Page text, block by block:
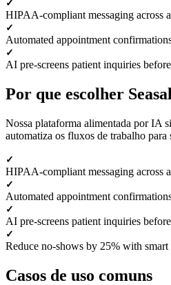
HIPAA-compliant messaging across
Automated appointment
AI pre-screens patient inquiries
Por que escolher
Nossa plataforma alimentada por IA
automatiza os fluxos de trabalho para
HIPAA-compliant messaging across
Automated appointment
AI pre-screens patient inquiries
Reduce no-shows by 25% with
Casos de uso comuns